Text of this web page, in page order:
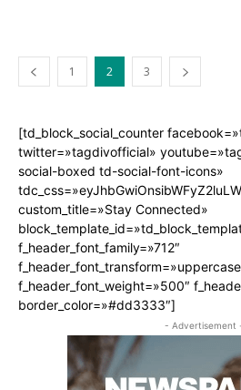
1 2 3
[td_block_social_counter
twitter=»tagdivofficial»
social-boxed td-social-font-icons»
custom_title=»Stay Connected»
f_header_font_family=»712″
f_header_font_weight=»500″
border_color=»#dd3333″]
- Advertisement